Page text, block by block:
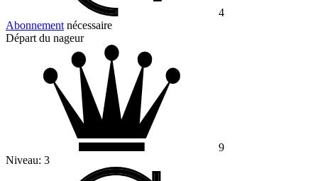
4
Abonnement nécessaire
Départ du nageur
9
Niveau: 3